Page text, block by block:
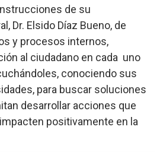
de su
Dr. Elsido Díaz Bueno, de
y procesos internos,
al ciudadano en cada uno
conociendo sus
para buscar soluciones
desarrollar acciones que
positivamente en la